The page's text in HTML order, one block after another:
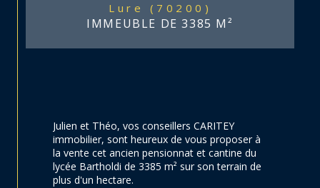
Lure (70200)
IMMEUBLE DE 3385 M²
Julien et Théo, vos conseillers CARITEY
immobilier, sont heureux de vous proposer à
la vente cet ancien pensionnat et cantine du
lycée Bartholdi de 3385 m² sur son terrain de
plus d'un hectare.